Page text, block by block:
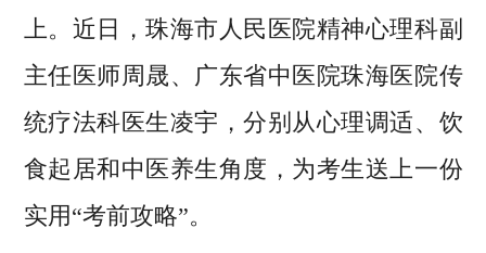
上。近日，珠海市人民医院精神心理科副
主任医师周晟、广东省中医院珠海医院传
统疗法科医生凌宇，分别从心理调适、饮
食起居和中医养生角度，为考生送上一份
实用“考前攻略”。